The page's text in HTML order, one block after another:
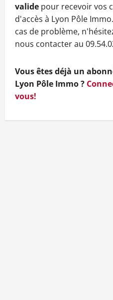
valide pour recevoir vos
d'accès à Lyon Pôle
cas de problème,
nous contacter au
Vous êtes déjà un
Lyon Pôle Immo ?
vous!